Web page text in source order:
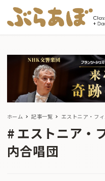
ホーム 記事一覧 エストニア・フ
エストニア・
内合唱団